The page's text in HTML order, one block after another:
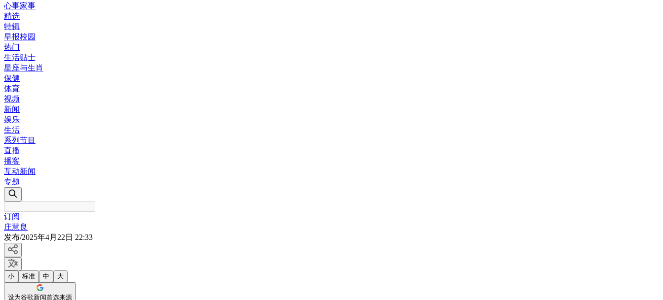
心事家事
精选
特辑
早报校园
热门
生活贴士
星座与生肖
保健
体育
视频
新闻
娱乐
生活
系列节目
直播
播客
互动新闻
专题
订阅
庄慧良
发布/2025年4月22日 22:33
小 标准 中 大
设为谷歌新闻首选来源